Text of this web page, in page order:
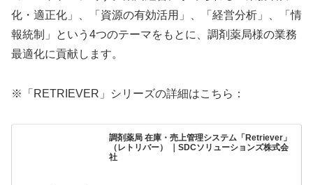
化・適正化」、「資源の有効活用」、「経営分析」、「情
報統制」という4つのテーマをもとに、調剤薬局様の業務
最適化に貢献します。
※「RETRIEVER」シリーズの詳細はこちら：
調剤薬局 在庫・売上管理システム「Retriever」
（レトリバー） ｜SDCソリューションズ株式会
社